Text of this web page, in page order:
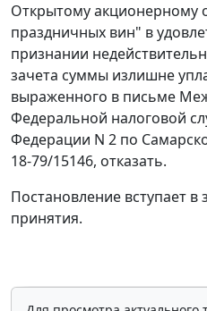
Открытому акционерному
праздничных вин" в
признании
зачета суммы излишне
выраженного в письме
Федеральной налоговой
Федерации N 2 по
18-79/15146, отказать.
Постановление вступает в
принятия.